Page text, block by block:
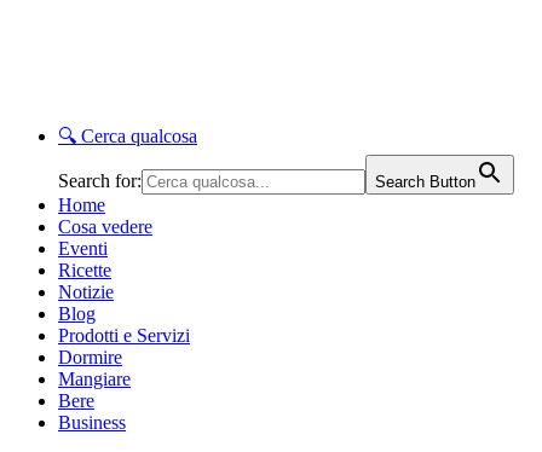
🔍 Cerca qualcosa
Search for: Search Button
Home
Cosa vedere
Eventi
Ricette
Notizie
Blog
Prodotti e Servizi
Dormire
Mangiare
Bere
Business